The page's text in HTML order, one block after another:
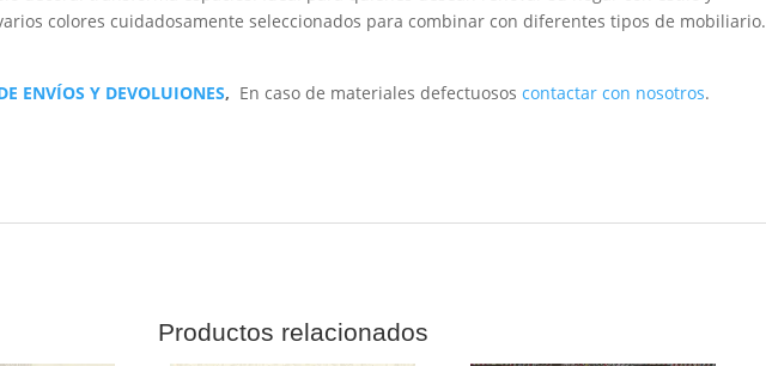
colores cuidadosamente seleccionados para combinar con diferentes tipos de mobiliario.
ENVÍOS Y DEVOLUIONES, En caso de materiales defectuosos contactar con nosotros.
Productos relacionados